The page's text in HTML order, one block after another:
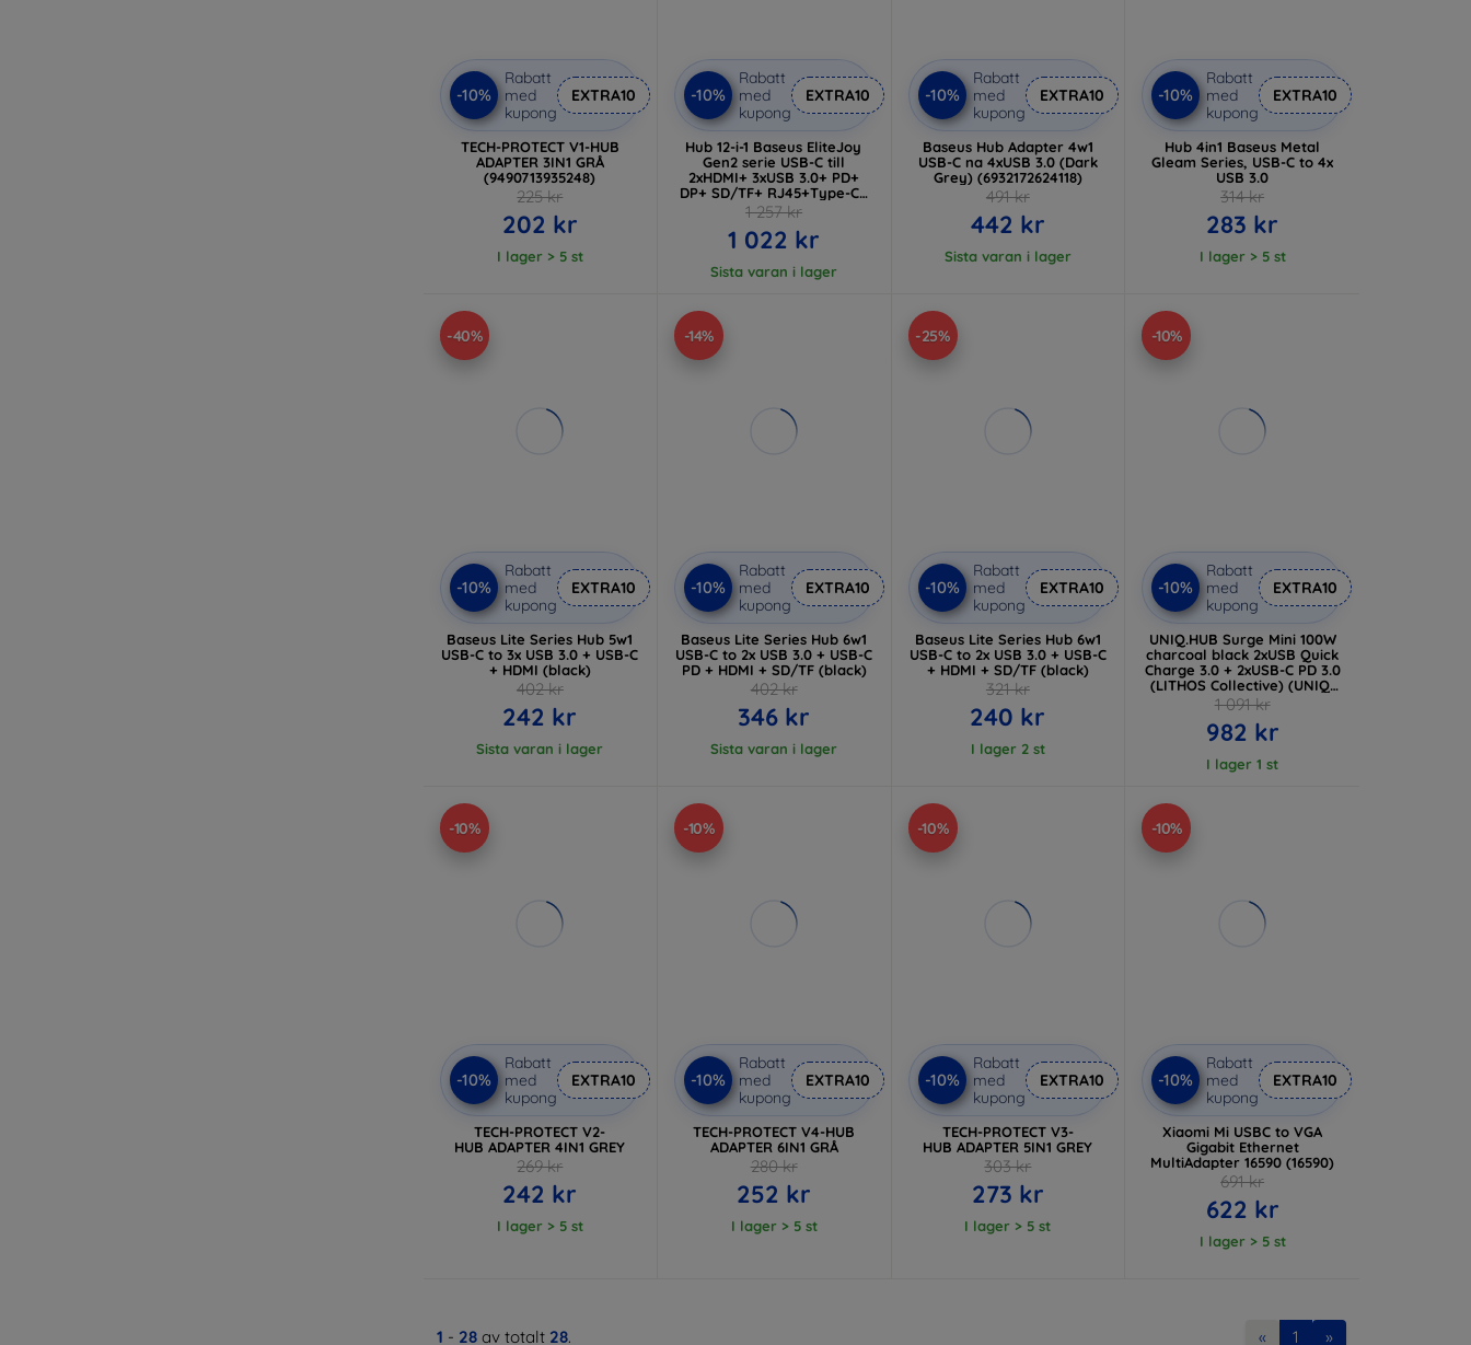
-10%
Rabatt
med
kupong
EXTRA10
TECH-PROTECT V1-HUB
ADAPTER 3IN1 GRÅ
(9490713935248)
225 kr
202 kr
I lager > 5 st
-10%
Rabatt
med
kupong
EXTRA10
Hub 12-i-1 Baseus EliteJoy
Gen2 serie USB-C till
2xHDMI+ 3xUSB 3.0+ PD+
DP+ SD/TF+ RJ45+Type-C+
3,5mm, mörkgrå
(6932172613877)
1 257 kr
1 022 kr
Sista varan i lager
-10%
Rabatt
med
kupong
EXTRA10
Baseus Hub Adapter 4w1
USB-C na 4xUSB 3.0 (Dark
Grey) (6932172624118)
491 kr
442 kr
Sista varan i lager
-10%
Rabatt
med
kupong
EXTRA10
Hub 4in1 Baseus Metal
Gleam Series, USB-C to 4x
USB 3.0
314 kr
283 kr
I lager > 5 st
-40%
-10%
Rabatt
med
kupong
EXTRA10
Baseus Lite Series Hub 5w1
USB-C to 3x USB 3.0 + USB-C
+ HDMI (black)
402 kr
242 kr
Sista varan i lager
-14%
-10%
Rabatt
med
kupong
EXTRA10
Baseus Lite Series Hub 6w1
USB-C to 2x USB 3.0 + USB-C
PD + HDMI + SD/TF (black)
402 kr
346 kr
Sista varan i lager
-25%
-10%
Rabatt
med
kupong
EXTRA10
Baseus Lite Series Hub 6w1
USB-C to 2x USB 3.0 + USB-C
+ HDMI + SD/TF (black)
321 kr
240 kr
I lager 2 st
-10%
-10%
Rabatt
med
kupong
EXTRA10
UNIQ.HUB Surge Mini 100W
charcoal black 2xUSB Quick
Charge 3.0 + 2xUSB-C PD 3.0
(LITHOS Collective) (UNIQ-
SURGEM100W (EU) -BLK)
1 091 kr
982 kr
I lager 1 st
-10%
-10%
Rabatt
med
kupong
EXTRA10
TECH-PROTECT V2-
HUB ADAPTER 4IN1 GREY
269 kr
242 kr
I lager > 5 st
-10%
-10%
Rabatt
med
kupong
EXTRA10
TECH-PROTECT V4-HUB
ADAPTER 6IN1 GRÅ
280 kr
252 kr
I lager > 5 st
-10%
-10%
Rabatt
med
kupong
EXTRA10
TECH-PROTECT V3-
HUB ADAPTER 5IN1 GREY
303 kr
273 kr
I lager > 5 st
-10%
-10%
Rabatt
med
kupong
EXTRA10
Xiaomi Mi USBC to VGA
Gigabit Ethernet
MultiAdapter 16590 (16590)
691 kr
622 kr
I lager > 5 st
1 - 28 av totalt 28. « 1 »